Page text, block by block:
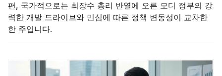
편, 국가적으로는 최장수 총리 반열에 오른 모디 정부의 강
력한 개발 드라이브와 민심에 따른 정책 변동성이 교차한
한 주입니다.